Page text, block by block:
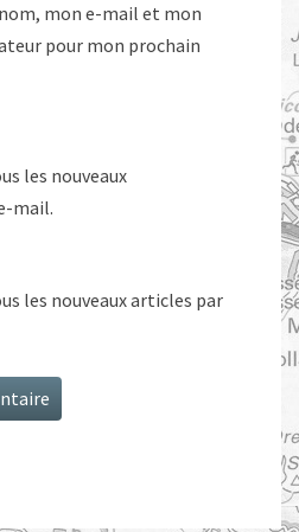
mon e-mail et mon
pour mon prochain
les nouveaux
mail.
les nouveaux articles par